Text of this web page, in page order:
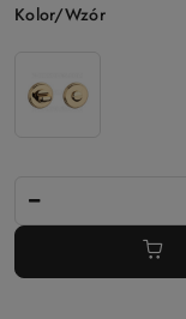
Wariant
Kolor/Wzór